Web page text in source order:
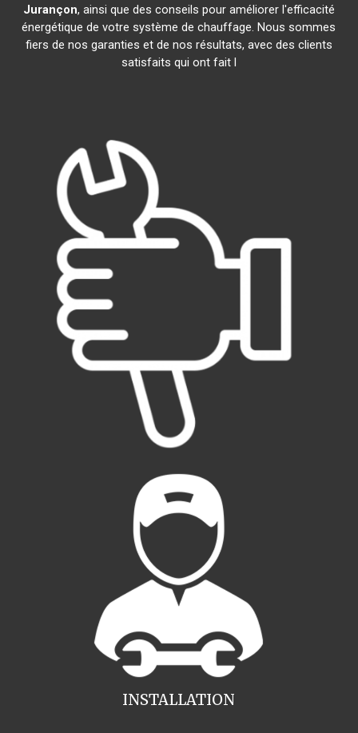
Jurançon, ainsi que des conseils pour améliorer l'efficacité
énergétique de votre système de chauffage. Nous sommes
fiers de nos garanties et de nos résultats, avec des clients
satisfaits qui ont fait l
INSTALLATION